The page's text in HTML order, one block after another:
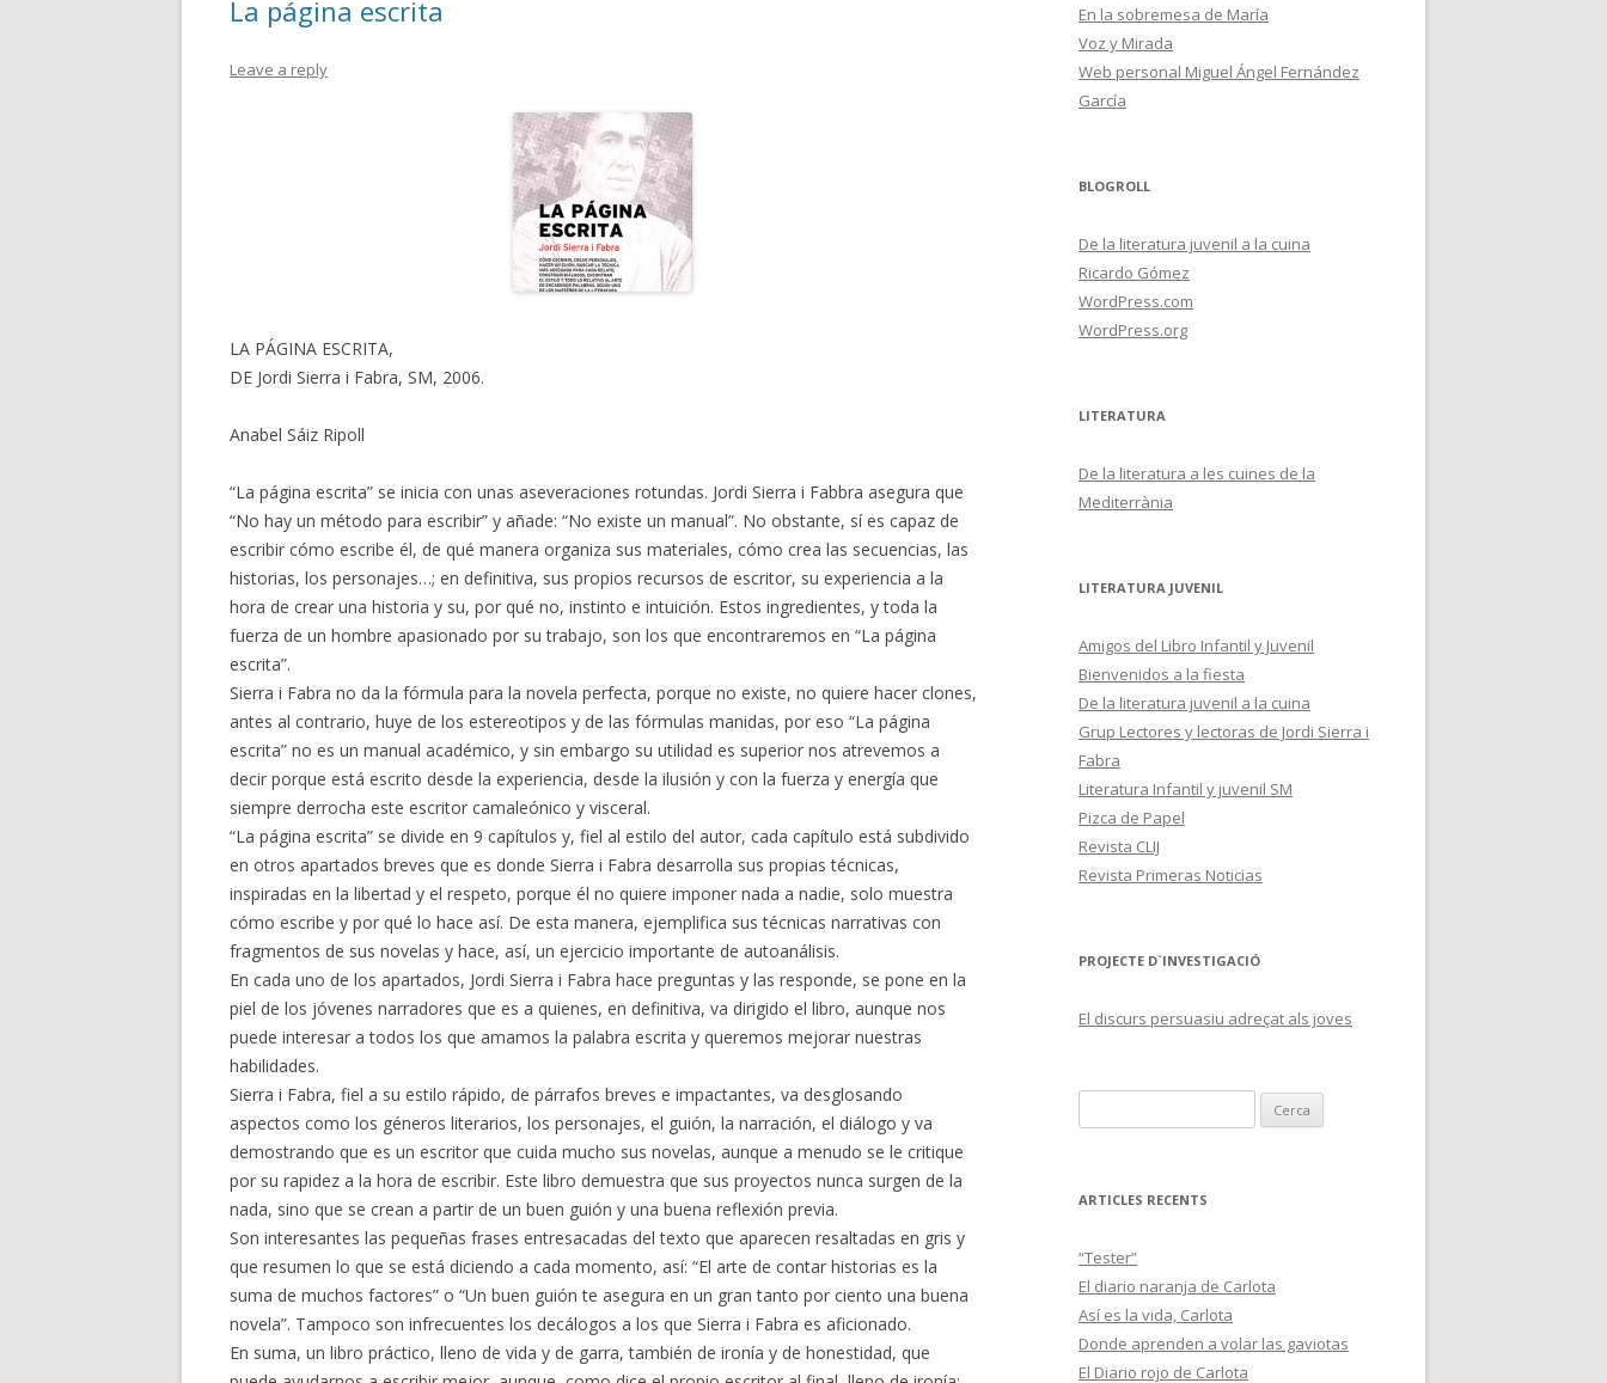
La página escrita
Leave a reply
LA PÁGINA ESCRITA,
DE Jordi Sierra i Fabra, SM, 2006.
Anabel Sáiz Ripoll
“La página escrita” se inicia con unas aseveraciones rotundas. Jordi Sierra i Fabbra asegura que
“No hay un método para escribir” y añade: “No existe un manual”. No obstante, sí es capaz de
escribir cómo escribe él, de qué manera organiza sus materiales, cómo crea las secuencias, las
historias, los personajes…; en definitiva, sus propios recursos de escritor, su experiencia a la
hora de crear una historia y su, por qué no, instinto e intuición. Estos ingredientes, y toda la
fuerza de un hombre apasionado por su trabajo, son los que encontraremos en “La página
escrita”.
Sierra i Fabra no da la fórmula para la novela perfecta, porque no existe, no quiere hacer clones,
antes al contrario, huye de los estereotipos y de las fórmulas manidas, por eso “La página
escrita” no es un manual académico, y sin embargo su utilidad es superior nos atrevemos a
decir porque está escrito desde la experiencia, desde la ilusión y con la fuerza y energía que
siempre derrocha este escritor camaleónico y visceral.
“La página escrita” se divide en 9 capítulos y, fiel al estilo del autor, cada capítulo está subdivido
en otros apartados breves que es donde Sierra i Fabra desarrolla sus propias técnicas,
inspiradas en la libertad y el respeto, porque él no quiere imponer nada a nadie, solo muestra
cómo escribe y por qué lo hace así. De esta manera, ejemplifica sus técnicas narrativas con
fragmentos de sus novelas y hace, así, un ejercicio importante de autoanálisis.
En cada uno de los apartados, Jordi Sierra i Fabra hace preguntas y las responde, se pone en la
piel de los jóvenes narradores que es a quienes, en definitiva, va dirigido el libro, aunque nos
puede interesar a todos los que amamos la palabra escrita y queremos mejorar nuestras
habilidades.
Sierra i Fabra, fiel a su estilo rápido, de párrafos breves e impactantes, va desglosando
aspectos como los géneros literarios, los personajes, el guión, la narración, el diálogo y va
demostrando que es un escritor que cuida mucho sus novelas, aunque a menudo se le critique
por su rapidez a la hora de escribir. Este libro demuestra que sus proyectos nunca surgen de la
nada, sino que se crean a partir de un buen guión y una buena reflexión previa.
Son interesantes las pequeñas frases entresacadas del texto que aparecen resaltadas en gris y
que resumen lo que se está diciendo a cada momento, así: “El arte de contar historias es la
suma de muchos factores” o “Un buen guión te asegura en un gran tanto por ciento una buena
novela”. Tampoco son infrecuentes los decálogos a los que Sierra i Fabra es aficionado.
En suma, un libro práctico, lleno de vida y de garra, también de ironía y de honestidad, que
En la sobremesa de María
Voz y Mirada
Web personal Miguel Ángel Fernández
García
BLOGROLL
De la literatura juvenil a la cuina
Ricardo Gómez
WordPress.com
WordPress.org
LITERATURA
De la literatura a les cuines de la
Mediterrània
LITERATURA JUVENIL
Amigos del Libro Infantil y Juvenil
Bienvenidos a la fiesta
De la literatura juvenil a la cuina
Grup Lectores y lectoras de Jordi Sierra i
Fabra
Literatura Infantil y juvenil SM
Pizca de Papel
Revista CLIJ
Revista Primeras Noticias
PROJECTE D`INVESTIGACIÓ
El discurs persuasiu adreçat als joves
e
c
:
ARTICLES RECENTS
“Tester”
El diario naranja de Carlota
Así es la vida, Carlota
Donde aprenden a volar las gaviotas
El Diario rojo de Carlota